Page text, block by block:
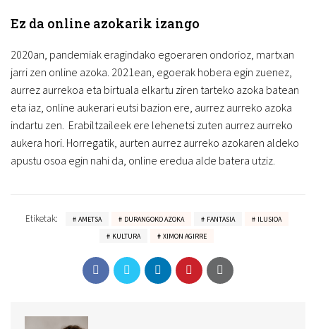
Ez da online azokarik izango
2020an, pandemiak eragindako egoeraren ondorioz, martxan
jarri zen online azoka. 2021ean, egoerak hobera egin zuenez,
aurrez aurrekoa eta birtuala elkartu ziren tarteko azoka batean
eta iaz, online aukerari eutsi bazion ere, aurrez aurreko azoka
indartu zen. Erabiltzaileek ere lehenetsi zuten aurrez aurreko
aukera hori. Horregatik, aurten aurrez aurreko azokaren aldeko
apustu osoa egin nahi da, online eredua alde batera utziz.
Etiketak: AMETSA DURANGOKO AZOKA FANTASIA
ILUSIOA
KULTURA
XIMON AGIRRE